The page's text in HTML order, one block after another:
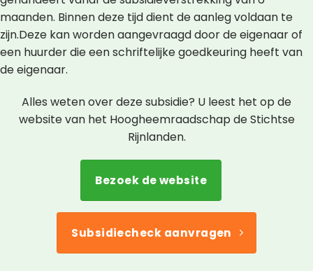
maanden. Binnen deze tijd dient de aanleg voldaan te
zijn.Deze kan worden aangevraagd door de eigenaar of
een huurder die een schriftelijke goedkeuring heeft van
de eigenaar.
Alles weten over deze subsidie? U leest het op de
website van het Hoogheemraadschap de Stichtse
Rijnlanden.
Bezoek de website
Subsidiecheck aanvragen